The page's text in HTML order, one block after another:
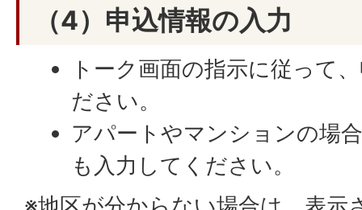
（4）申込情報の入力
トーク画面の指示に従って
ださい。
アパートやマンションの場
も入力してください。